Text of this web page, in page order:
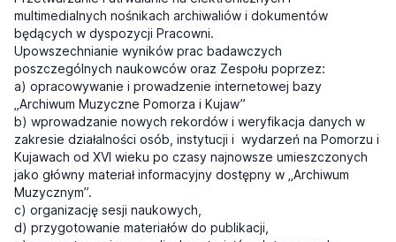
multimedialnych nośnikach archiwaliów i dokumentów
będących w dyspozycji Pracowni.
Upowszechnianie wyników prac badawczych
poszczególnych naukowców oraz Zespołu poprzez:
a) opracowywanie i prowadzenie internetowej bazy
„Archiwum Muzyczne Pomorza i Kujaw”
b) wprowadzanie nowych rekordów i weryfikacja danych w
zakresie działalności osób, instytucji i wydarzeń na Pomorzu i
Kujawach od XVI wieku po czasy najnowsze umieszczonych
jako główny materiał informacyjny dostępny w „Archiwum
Muzycznym”.
c) organizację sesji naukowych,
d) przygotowanie materiałów do publikacji,